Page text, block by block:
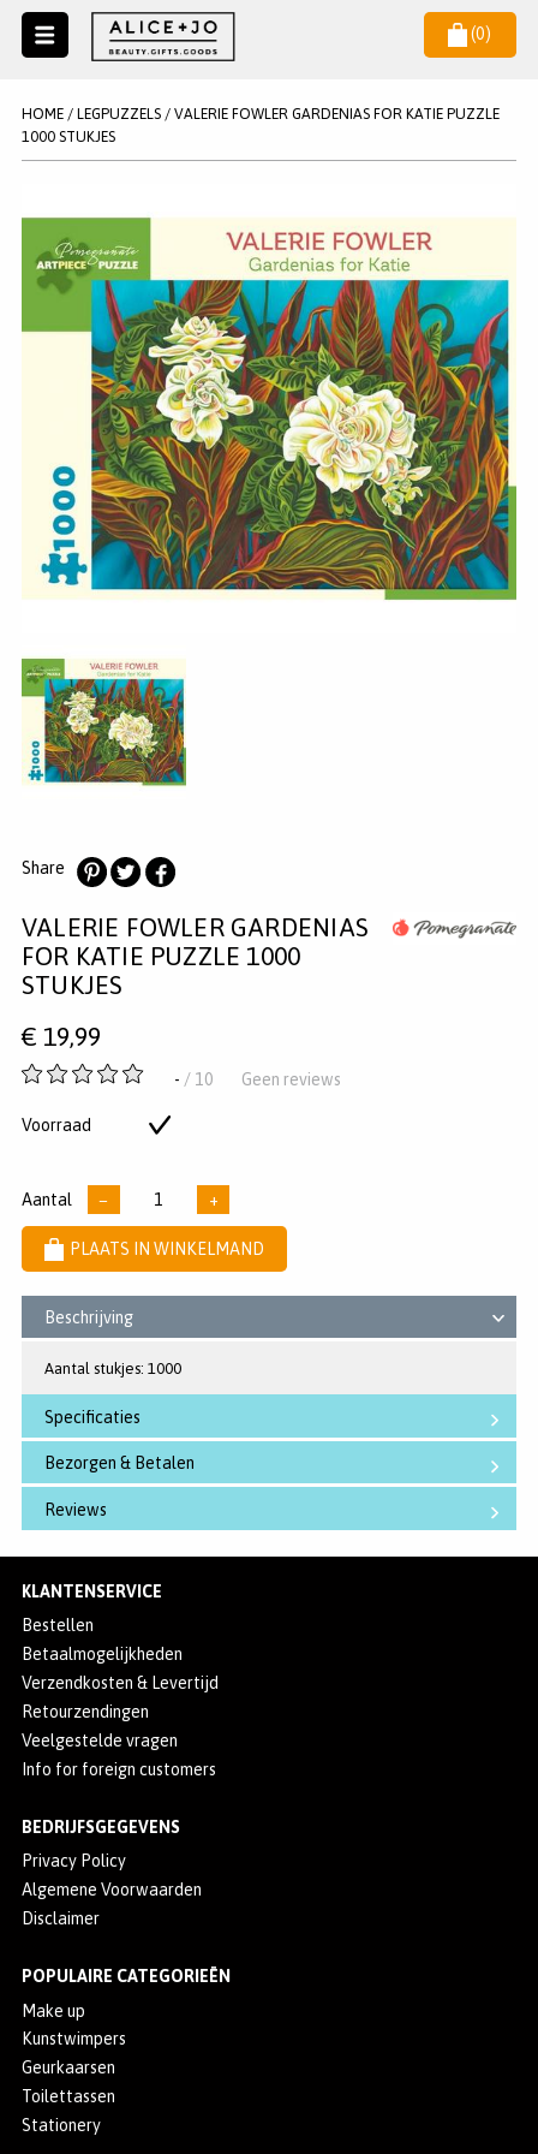
(0)
SALE
WAX MELTS
STATIONERY
KLEUREN
LEGPUZZELS
MAKE UP ACCESSOIRES
VERZORGING
MERKEN
REGISTREREN
HELP
KLANTENSERVICE
HOME/ LEGPUZZELS/ VALERIE FOWLER GARDENIAS FOR KATIE PUZZLE
1000 STUKJES
Share
op
Pinterest
op
Twitter
op
Facebook
VALERIE FOWLER GARDENIAS
FOR KATIE PUZZLE 1000
STUKJES
€ 19,99
-
5
- / 10 Geen reviews
Voorraad
Aantal − +
PLAATS IN WINKELMAND
Beschrijving
Aantal stukjes: 1000
Specificaties
Bezorgen & Betalen
Reviews
NIEUWSBRIEF
Wil je als eerste op de hoogste zijn van het laatste nieuws en
AANMELDEN
KLANTENSERVICE
Bestellen
Betaalmogelijkheden
Verzendkosten & Levertijd
Retourzendingen
Veelgestelde vragen
Info for foreign customers
BEDRIJFSGEGEVENS
Privacy Policy
Algemene Voorwaarden
Disclaimer
POPULAIRE CATEGORIEËN
Make up
Kunstwimpers
Geurkaarsen
Toilettassen
Stationery